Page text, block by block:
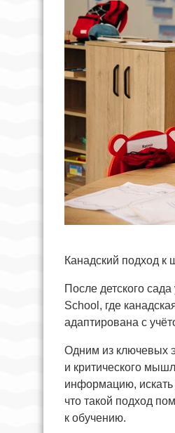
Канадский подход к
После детского
School, где
адаптирована с
Одним из ключевых
и критического
информацию, искать
что такой подход
к обучению.